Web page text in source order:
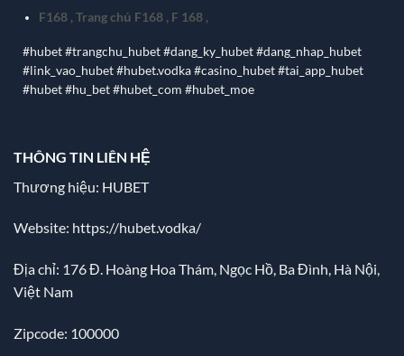
F168, Trang chủ F168, F 168,
#hubet #trangchu_hubet #dang_ky_hubet #dang_nhap_hubet
#link_vao_hubet #hubet.vodka #casino_hubet #tai_app_hubet
#hubet #hu_bet #hubet_com #hubet_moe
THÔNG TIN LIÊN HỆ
Thương hiệu: HUBET
Website: https://hubet.vodka/
Địa chỉ: 176 Đ. Hoàng Hoa Thám, Ngọc Hồ, Ba Đình, Hà Nội,
Việt Nam
Zipcode: 100000